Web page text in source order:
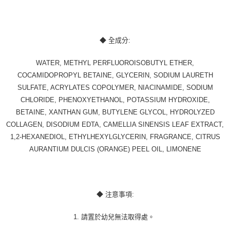
◆ 全成分:
WATER, METHYL PERFLUOROISOBUTYL ETHER,
COCAMIDOPROPYL BETAINE, GLYCERIN, SODIUM LAURETH
SULFATE, ACRYLATES COPOLYMER, NIACINAMIDE, SODIUM
CHLORIDE, PHENOXYETHANOL, POTASSIUM HYDROXIDE,
BETAINE, XANTHAN GUM, BUTYLENE GLYCOL, HYDROLYZED
COLLAGEN, DISODIUM EDTA, CAMELLIA SINENSIS LEAF EXTRACT,
1,2-HEXANEDIOL, ETHYLHEXYLGLYCERIN, FRAGRANCE, CITRUS
AURANTIUM DULCIS (ORANGE) PEEL OIL, LIMONENE
◆ 注意事項:
1. 請置於幼兒無法取得處。